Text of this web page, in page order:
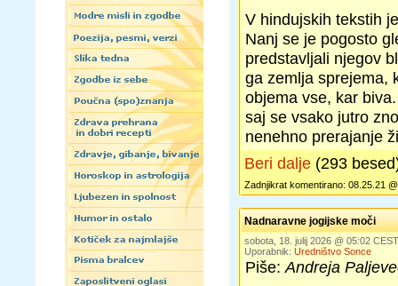
V hindujskih tekstih
Nanj se je pogosto
predstavljali njegov
ga zemlja sprejema,
objema vse, kar
saj se vsako jutro
nenehno prerajanje
Beri dalje (293
Zadnjikrat komentirano: 08.25.21
Nadnaravne jogijske moči
sobota, 18. julij 2026 @ 05:02 CEST
Uporabnik: Uredništvo Sonce
Piše: Andreja